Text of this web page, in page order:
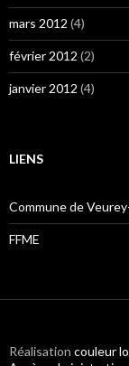
mars 2012 (4)
février 2012 (2)
janvier 2012 (4)
LIENS
Commune de
FFME
Réalisation couleur